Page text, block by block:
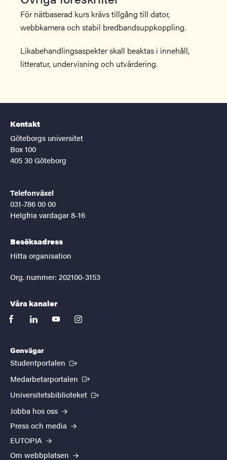
För nätbaserad kurs krävs tillgång till dator,
webbkamera och stabil bredbandsuppkoppling.
Likabehandlingsaspekter skall beaktas i innehåll,
litteratur, undervisning och utvärdering.
Kontakt
Göteborgs universitet
Box 100
405 30 Göteborg
Telefonväxel
031-786 00 00
Helgfria vardagar 8-16
Besöksadress
Hitta organisation
Org. nummer: 202100-3153
Våra kanaler
facebooklinkedinyoutubeinstagram
Genvägar
Studentportalen (Extern länk)
Medarbetarportalen (Extern länk)
Universitetsbiblioteket (Extern länk)
Jobba hos oss
Press och media
EUTOPIA
Om webbplatsen